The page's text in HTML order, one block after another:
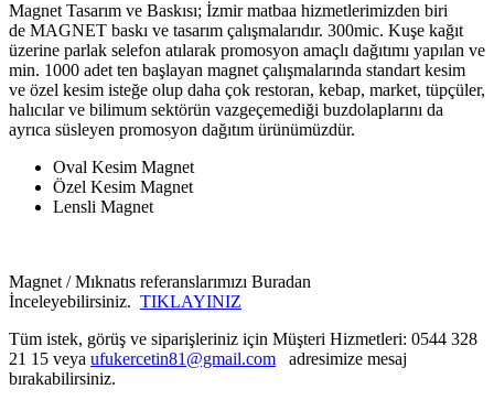
Magnet Tasarım ve Baskısı; İzmir matbaa hizmetlerimizden biri
de MAGNET baskı ve tasarım çalışmalarıdır. 300mic. Kuşe kağıt
üzerine parlak selefon atılarak promosyon amaçlı dağıtımı yapılan ve
min. 1000 adet ten başlayan magnet çalışmalarında standart kesim
ve özel kesim isteğe olup daha çok restoran, kebap, market, tüpçüler,
halıcılar ve bilimum sektörün vazgeçemediği buzdolaplarını da
ayrıca süsleyen promosyon dağıtım ürünümüzdür.
Oval Kesim Magnet
Özel Kesim Magnet
Lensli Magnet
Magnet / Mıknatıs referanslarımızı Buradan
İnceleyebilirsiniz. TIKLAYINIZ
Tüm istek, görüş ve siparişleriniz için Müşteri Hizmetleri: 0544 328
21 15 veya ufukercetin81@gmail.com adresimize mesaj
bırakabilirsiniz.